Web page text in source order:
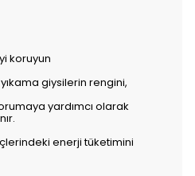
koruyun
giysilerin rengini,
yardımcı olarak
enerji tüketimini